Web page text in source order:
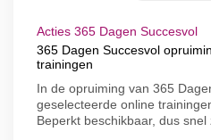
Acties 365 Dagen Succesvol
365 Dagen Succesvol
trainingen
In de opruiming van 365
geselecteerde online
Beperkt beschikbaar, dus